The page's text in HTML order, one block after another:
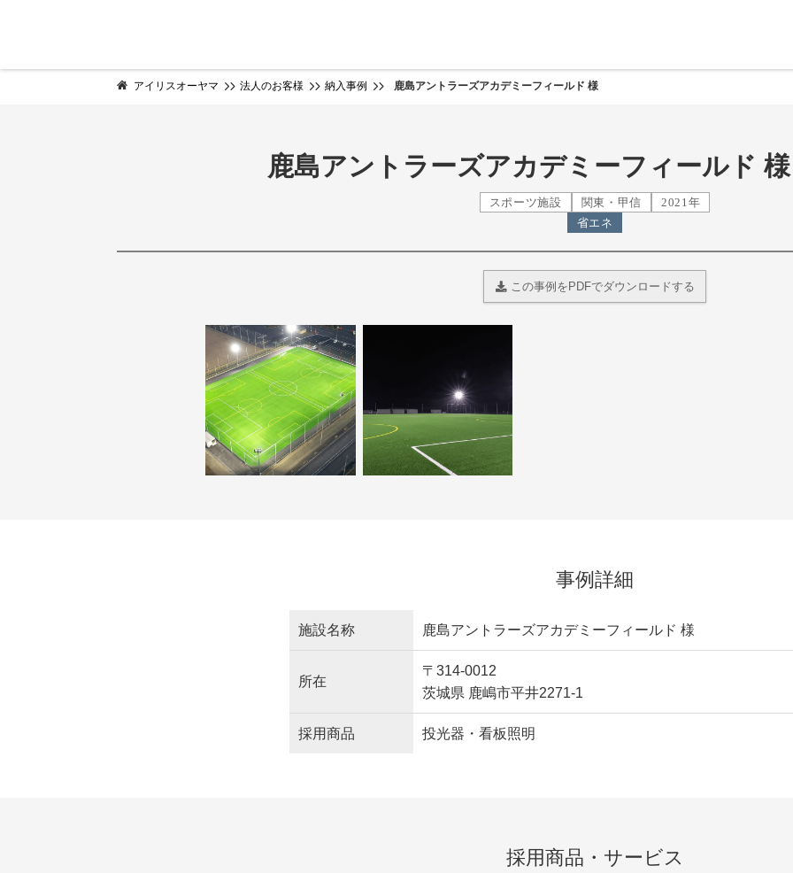
アイリスオーヤマ 法人のお客様 納入事例 鹿島アントラーズアカデミーフィールド 様
鹿島アントラーズアカデミーフィールド
スポーツ施設 関東・甲信
2021年
省エネ
この事例をPDFでダウンロードする
事例詳細
施設名称 鹿島アントラーズアカデミーフィールド 様
所在
〒314-0012
茨城県 鹿嶋市平井2271-1
採用商品 投光器・看板照明
採用商品・サービス